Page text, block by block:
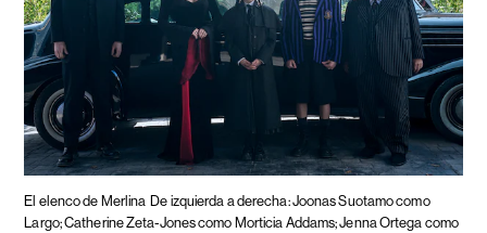
El elenco de Merlina De izquierda a derecha: Joonas Suotamo como
Largo; Catherine Zeta-Jones como Morticia Addams; Jenna Ortega como